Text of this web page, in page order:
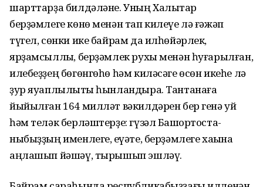
шарттарҙа билдәләне. Уның Халыҡтар
берҙәмлеге көнө менән тап килеүе лә ғәжәп
түгел, сөнки ике байрам да илһөйәрлек,
ярҙамсыллыҡ, берҙәмлек рухы менән һуғарылған,
илебеҙҙең бөгөнгөһө һәм киләсәге өсөн икеһе лә
ҙур яуаплылыҡты һынлан­дыра. Тантанаға
йыйылған 164 милләт вәкилдәрен бер генә уй
һәм теләк берләштерҙе: гүзәл Башҡортоста­
ныбыҙҙың именлеге, ҡеүәте, берҙәм­леге хаҡына
аңлашып йәшәү, тырышып эшләү.